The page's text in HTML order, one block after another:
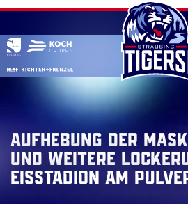
Skip
content
AUFHEBUNG DER
UND WEITERE
EISSTADION AM